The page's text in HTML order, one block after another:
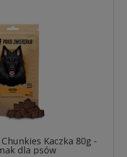
Kaczka 80g -
dla psów